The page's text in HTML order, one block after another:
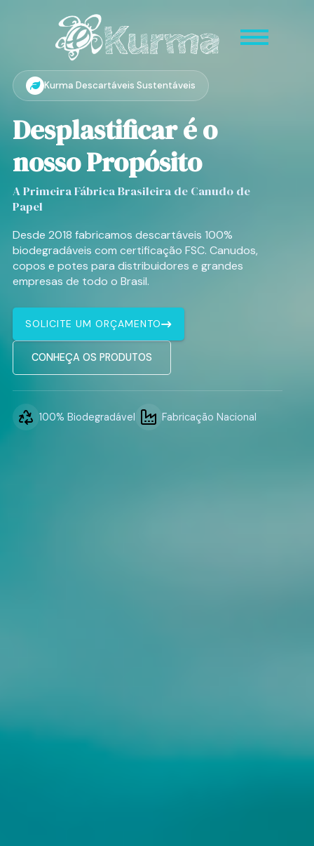
Kurma Descartáveis Sustentáveis
Desplastificar é o
nosso Propósito
A Primeira Fábrica Brasileira de Canudo de
Papel
Desde 2018 fabricamos descartáveis 100%
biodegradáveis com certificação FSC. Canudos,
copos e potes para distribuidores e grandes
empresas de todo o Brasil.
SOLICITE UM ORÇAMENTO
CONHEÇA OS PRODUTOS
100% Biodegradável Fabricação Nacional